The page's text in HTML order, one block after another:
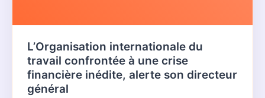
L’Organisation internationale du
travail confrontée à une crise
financière inédite, alerte son directeur
général